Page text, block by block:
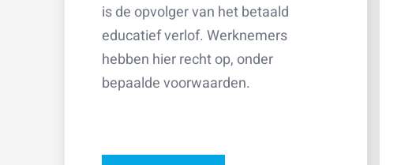
is de opvolger van het betaald
educatief verlof. Werknemers
hebben hier recht op, onder
bepaalde voorwaarden.